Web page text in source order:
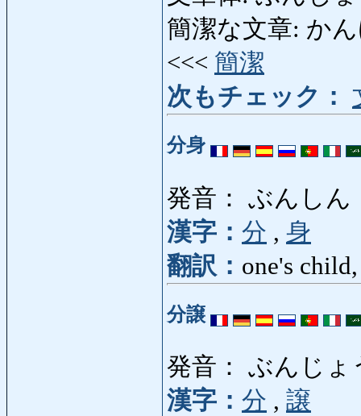
簡潔な文章: かん
<<< 簡潔
次もチェック：
分身
発音： ぶんしん
漢字： 分 , 身
翻訳： one's
分譲
発音： ぶんじょ
漢字： 分 , 譲